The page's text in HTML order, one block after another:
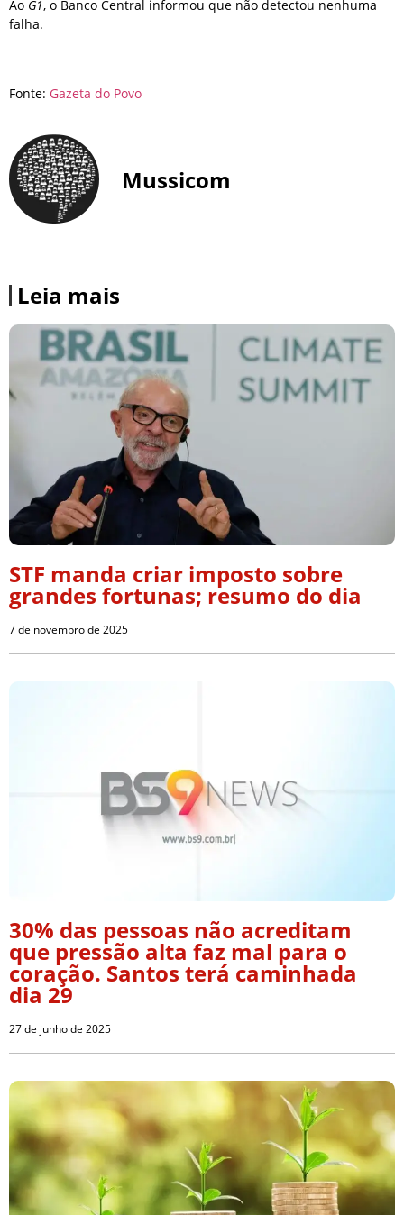
Ao G1, o Banco Central informou que não detectou nenhuma
falha.
Fonte: Gazeta do Povo
Mussicom
Leia mais
STF manda criar imposto sobre
grandes fortunas; resumo do dia
7 de novembro de 2025
30% das pessoas não acreditam
que pressão alta faz mal para o
coração. Santos terá caminhada
dia 29
27 de junho de 2025